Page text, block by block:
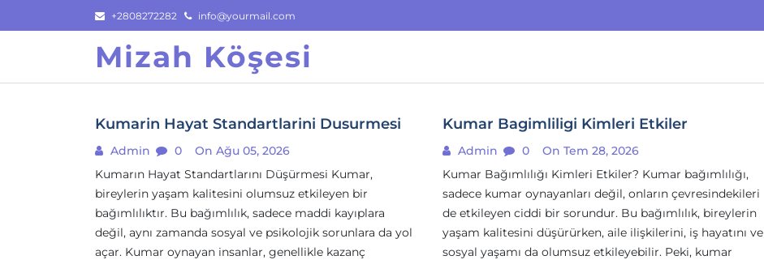
to
+2808272282 info@yourmail.com
Mizah Köşesi
Kumarin Hayat Standartlarini Dusurmesi
Admin 0
On Ağu 05, 2026
Kumarın Hayat Standartlarını Düşürmesi Kumar,
bireylerin yaşam kalitesini olumsuz etkileyen bir
bağımlılıktır. Bu bağımlılık, sadece maddi kayıplara
değil, aynı zamanda sosyal ve psikolojik sorunlara da yol
açar. Kumar oynayan insanlar, genellikle kazanç
Kumar Bagimliligi Kimleri Etkiler
Admin 0
On Tem 28, 2026
Kumar Bağımlılığı Kimleri Etkiler? Kumar bağımlılığı,
sadece kumar oynayanları değil, onların çevresindekileri
de etkileyen ciddi bir sorundur. Bu bağımlılık, bireylerin
yaşam kalitesini düşürürken, aile ilişkilerini, iş hayatını ve
sosyal yaşamı da olumsuz etkileyebilir. Peki, kumar